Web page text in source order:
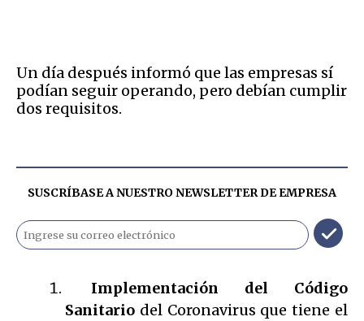
Un día después informó que las empresas sí
podían seguir operando, pero debían cumplir
dos requisitos.
SUSCRÍBASE A NUESTRO NEWSLETTER DEEMPRESA
Implementación del Código
Sanitario del Coronavirus que tiene el